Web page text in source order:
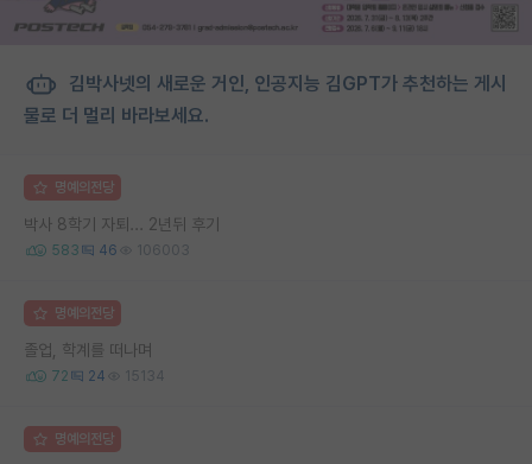
김박사넷의 새로운 거인, 인공지능 김GPT가 추천하는 게시
물로 더 멀리 바라보세요.
명예의전당
박사 8학기 자퇴... 2년뒤 후기
583 46 106003
명예의전당
졸업, 학계를 떠나며
72 24 15134
명예의전당